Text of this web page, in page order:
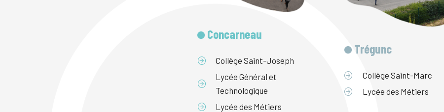
Concarneau
Collège Saint-Joseph
Lycée Général et
Technologique
Lycée des Métiers
Trégunc
Collège Saint-Marc
Lycée des Métiers